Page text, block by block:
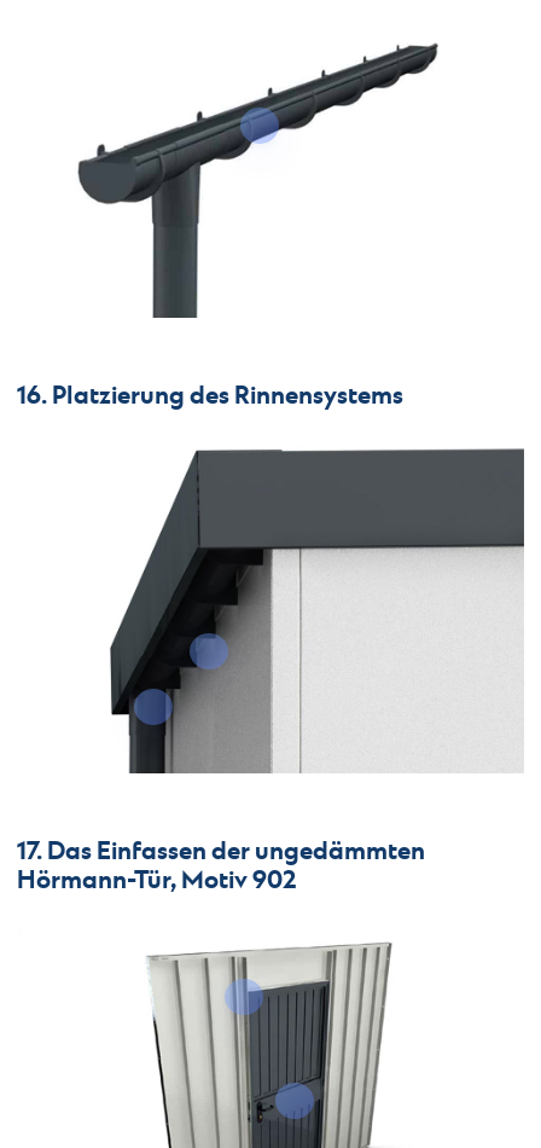
16. Platzierung des Rinnensystems
17. Das Einfassen der ungedämmten
Hörmann-Tür, Motiv 902